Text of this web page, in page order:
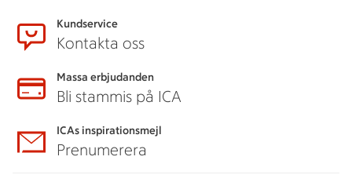
Kundservice
Kontakta oss
Massa erbjudanden
Bli stammis på ICA
ICAs inspirationsmejl
Prenumerera